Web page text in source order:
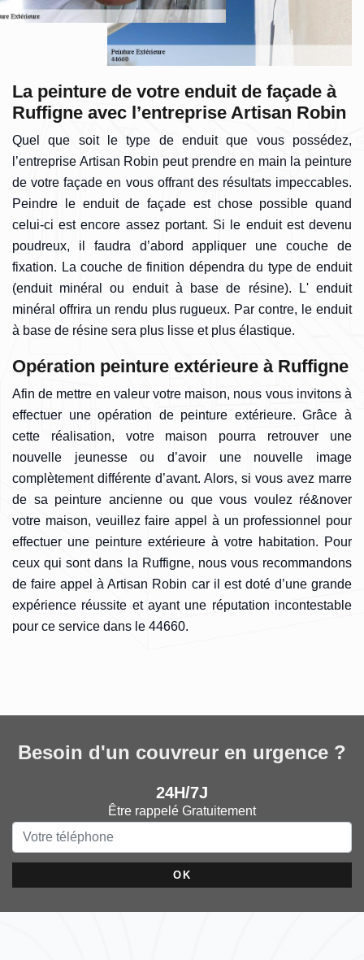
La peinture de votre enduit de façade à
Ruffigne avec l’entreprise Artisan Robin
Quel que soit le type de enduit que vous possédez,
l’entreprise Artisan Robin peut prendre en main la peinture
de votre façade en vous offrant des résultats impeccables.
Peindre le enduit de façade est chose possible quand
celui-ci est encore assez portant. Si le enduit est devenu
poudreux, il faudra d’abord appliquer une couche de
fixation. La couche de finition dépendra du type de enduit
(enduit minéral ou enduit à base de résine). L' enduit
minéral offrira un rendu plus rugueux. Par contre, le enduit
à base de résine sera plus lisse et plus élastique.
Opération peinture extérieure à Ruffigne
Afin de mettre en valeur votre maison, nous vous invitons à
effectuer une opération de peinture extérieure. Grâce à
cette réalisation, votre maison pourra retrouver une
nouvelle jeunesse ou d’avoir une nouvelle image
complètement différente d’avant. Alors, si vous avez marre
de sa peinture ancienne ou que vous voulez ré&nover
votre maison, veuillez faire appel à un professionnel pour
effectuer une peinture extérieure à votre habitation. Pour
ceux qui sont dans la Ruffigne, nous vous recommandons
de faire appel à Artisan Robin car il est doté d’une grande
expérience réussite et ayant une réputation incontestable
pour ce service dans le 44660.
Besoin d'un couvreur en urgence ?
24H/7J
Être rappelé Gratuitement